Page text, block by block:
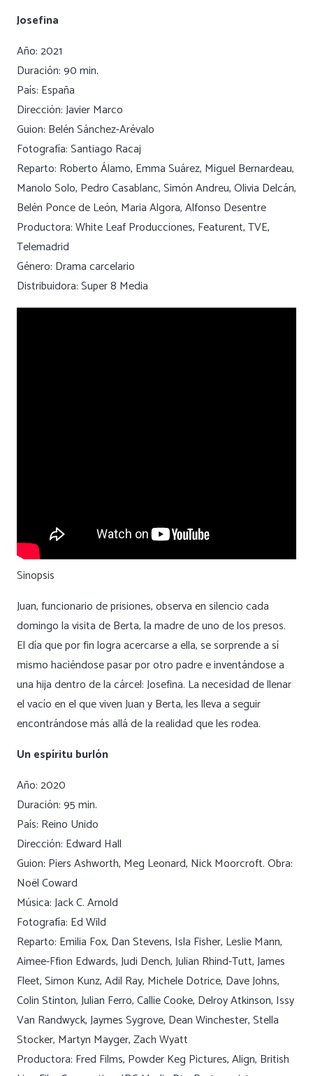
Josefina
Año: 2021
Duración: 90 min.
País: España
Dirección: Javier Marco
Guion: Belén Sánchez-Arévalo
Fotografía: Santiago Racaj
Reparto: Roberto Álamo, Emma Suárez, Miguel Bernardeau,
Manolo Solo, Pedro Casablanc, Simón Andreu, Olivia Delcán,
Belén Ponce de León, Maria Algora, Alfonso Desentre
Productora: White Leaf Producciones, Featurent, TVE,
Telemadrid
Género: Drama carcelario
Distribuidora: Super 8 Media
Sinopsis
Juan, funcionario de prisiones, observa en silencio cada
domingo la visita de Berta, la madre de uno de los presos.
El día que por fin logra acercarse a ella, se sorprende a sí
mismo haciéndose pasar por otro padre e inventándose a
una hija dentro de la cárcel: Josefina. La necesidad de llenar
el vacío en el que viven Juan y Berta, les lleva a seguir
encontrándose más allá de la realidad que les rodea.
Un espíritu burlón
Año: 2020
Duración: 95 min.
País: Reino Unido
Dirección: Edward Hall
Guion: Piers Ashworth, Meg Leonard, Nick Moorcroft. Obra:
Noël Coward
Música: Jack C. Arnold
Fotografía: Ed Wild
Reparto: Emilia Fox, Dan Stevens, Isla Fisher, Leslie Mann,
Aimee-Ffion Edwards, Judi Dench, Julian Rhind-Tutt, James
Fleet, Simon Kunz, Adil Ray, Michele Dotrice, Dave Johns,
Colin Stinton, Julian Ferro, Callie Cooke, Delroy Atkinson, Issy
Van Randwyck, Jaymes Sygrove, Dean Winchester, Stella
Stocker, Martyn Mayger, Zach Wyatt
Productora: Fred Films, Powder Keg Pictures, Align, British